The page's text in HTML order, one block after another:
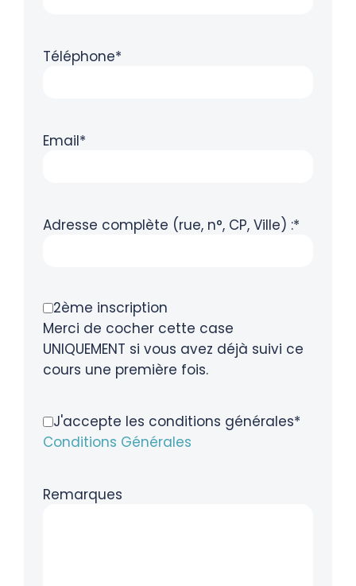
Téléphone*
Email*
Adresse complète (rue, n°, CP, Ville) :*
2ème inscription
Merci de cocher cette case
UNIQUEMENT si vous avez déjà suivi ce
cours une première fois.
J'accepte les conditions générales*
Conditions Générales
Remarques